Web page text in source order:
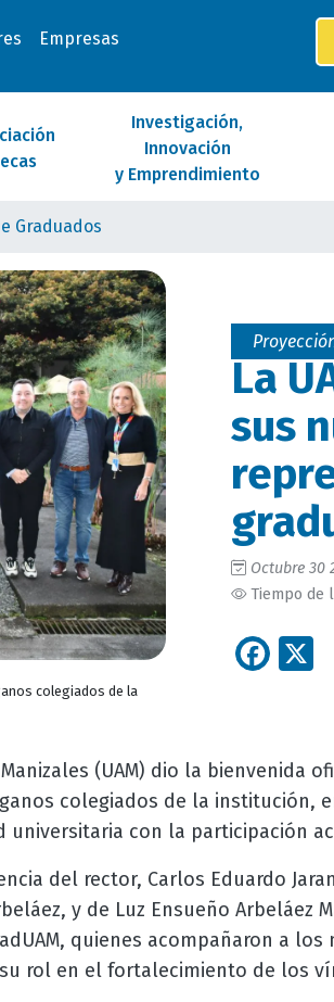
Empresas
Investigación,
Innovación
y Emprendimiento
Graduados
colegiados de la
La
sus
Octubre 30
Tiempo de
(UAM) dio la bienvenida
colegiados de la institución,
universitaria con la participación
del rector, Carlos Eduardo
y de Luz Ensueño Arbeláez
quienes acompañaron a los
rol en el fortalecimiento de los